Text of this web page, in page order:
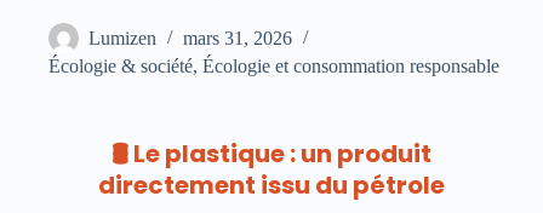
Lumizen
mars 31, 2026
Écologie & société, Écologie et consommation responsable
🛢️ Le plastique : un produit
directement issu du pétrole